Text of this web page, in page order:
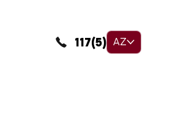
117(5) AZ